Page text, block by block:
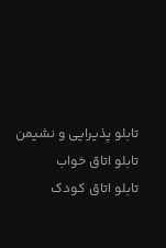
تابلو پذیرایی و نشیمن
تابلو اتاق خواب
تابلو اتاق کودک